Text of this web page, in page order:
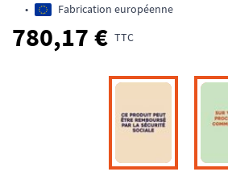
•
Fabrication européenne
780,17 € TTC